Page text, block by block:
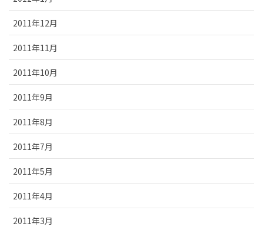
2011年12月
2011年11月
2011年10月
2011年9月
2011年8月
2011年7月
2011年5月
2011年4月
2011年3月